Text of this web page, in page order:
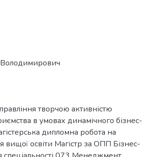
творчою активністю
в умовах динамічного бізнес-
дипломна робота на
вищої освіти Магістр за ОПП Бізнес-